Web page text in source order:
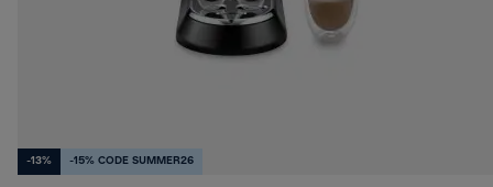
-13% -15% CODE SUMMER26